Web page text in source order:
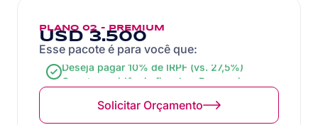
PLANO 02 - PREMIUM
USD 3.500
Esse pacote é para você que:
Deseja pagar 10% de IRPF (vs. 27,5%)
Quer ter residência fiscal no Paraguai
Quer ter renda estrangeira 100% isenta
Quer abrir contas bancárias locais
Busca otimização fiscal pessoal
Solicitar Orçamento